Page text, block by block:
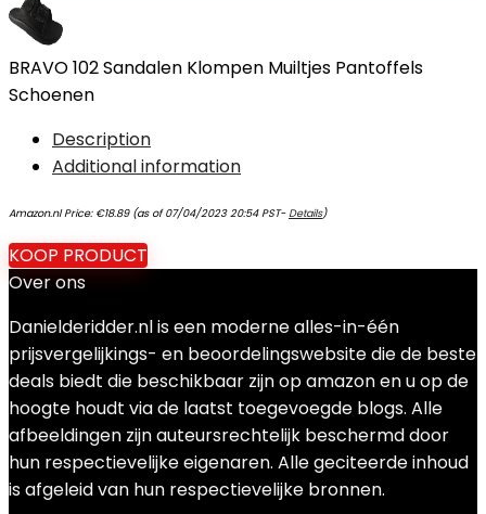
BRAVO 102 Sandalen Klompen Muiltjes Pantoffels
Schoenen
Description
Additional information
Amazon.nl Price: €18.89(as of 07/04/2023 20:54 PST-Details)
KOOP PRODUCT
Over ons
Danielderidder.nl is een moderne alles-in-één
prijsvergelijkings- en beoordelingswebsite die de beste
deals biedt die beschikbaar zijn op amazon en u op de
hoogte houdt via de laatst toegevoegde blogs. Alle
afbeeldingen zijn auteursrechtelijk beschermd door
hun respectievelijke eigenaren. Alle geciteerde inhoud
is afgeleid van hun respectievelijke bronnen.